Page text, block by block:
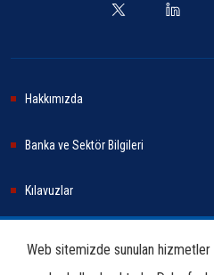
Hakkımızda
Banka ve Sektör Bilgileri
Kılavuzlar
Web sitemizde sunulan hizmetler